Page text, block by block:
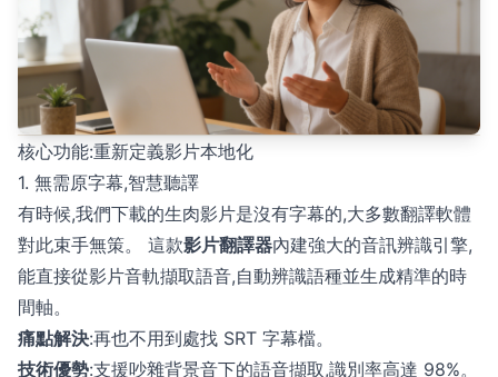
核心功能:重新定義影片本地化
1. 無需原字幕,智慧聽譯
有時候,我們下載的生肉影片是沒有字幕的,大多數翻譯軟體
對此束手無策。 這款影片翻譯器內建強大的音訊辨識引擎,
能直接從影片音軌擷取語音,自動辨識語種並生成精準的時
間軸。
痛點解決:再也不用到處找 SRT 字幕檔。
技術優勢:支援吵雜背景音下的語音擷取,識別率高達 98%。